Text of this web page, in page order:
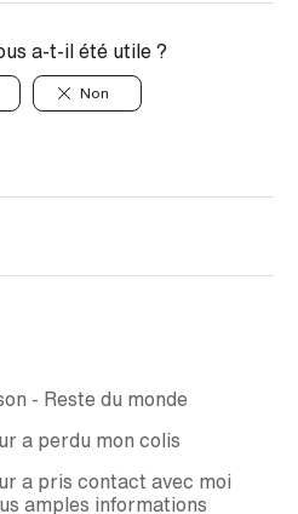
a-t-il été utile ?
Non
- Reste du monde
a perdu mon colis
a pris contact avec moi
amples informations